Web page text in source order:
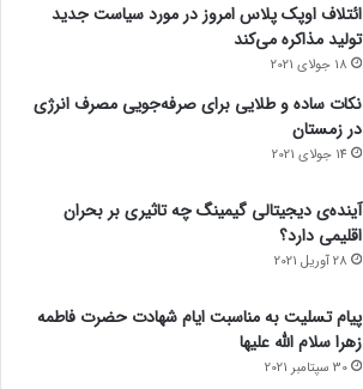
ائتلاف اوپک پلاس امروز در مورد سیاست جدید
تولید مذاکره می‌کند
18 جولای 2021
نکات ساده و طلایی برای صرفه‌جویی مصرف انرژی
در زمستان
14 جولای 2021
آینده‌ی دیجیتالی گیمینگ چه تاثیری بر بحران
اقلیمی دارد؟
28 آوریل 2021
پیام تسلیت به مناسبت ایام شهادت حضرت فاطمه
زهرا سلام الله علیها
30 سپتامبر 2021